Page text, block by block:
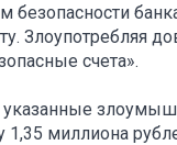
безопасности
Злоупотребляя
счета».
1,35 миллиона